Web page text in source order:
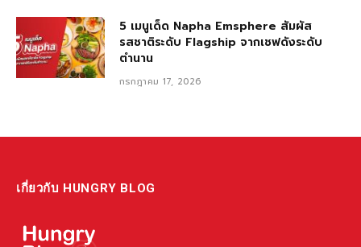
5 เมนูเด็ด Napha Emsphere สัมผัส
รสชาติระดับ Flagship จากเชฟดังระดับ
ตำนาน
กรกฎาคม 17, 2026
เกี่ยวกับ HUNGRY BLOG